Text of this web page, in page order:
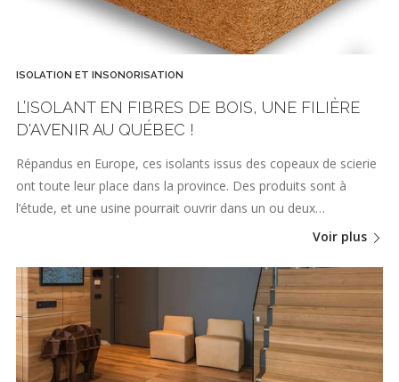
ISOLATION ET INSONORISATION
L’ISOLANT EN FIBRES DE BOIS, UNE FILIÈRE
D'AVENIR AU QUÉBEC !
Répandus en Europe, ces isolants issus des copeaux de scierie
ont toute leur place dans la province. Des produits sont à
l’étude, et une usine pourrait ouvrir dans un ou deux…
Voir plus